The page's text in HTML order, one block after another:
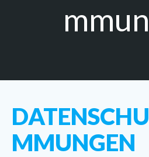
MMUNGEN